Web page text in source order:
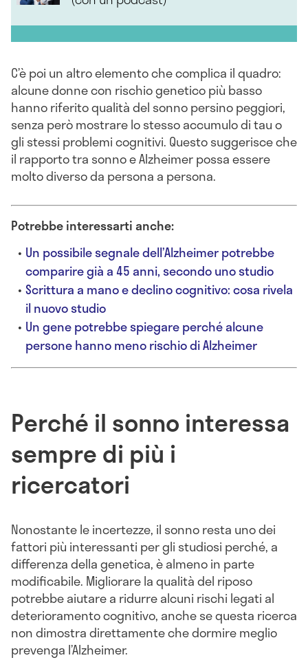
C’è poi un altro elemento che complica il quadro:
alcune donne con rischio genetico più basso
hanno riferito qualità del sonno persino peggiori,
senza però mostrare lo stesso accumulo di tau o
gli stessi problemi cognitivi. Questo suggerisce che
il rapporto tra sonno e Alzheimer possa essere
molto diverso da persona a persona.
Potrebbe interessarti anche:
Un possibile segnale dell’Alzheimer potrebbe
comparire già a 45 anni, secondo uno studio
Scrittura a mano e declino cognitivo: cosa rivela
il nuovo studio
Un gene potrebbe spiegare perché alcune
persone hanno meno rischio di Alzheimer
Perché il sonno interessa
sempre di più i
ricercatori
Nonostante le incertezze, il sonno resta uno dei
fattori più interessanti per gli studiosi perché, a
differenza della genetica, è almeno in parte
modificabile. Migliorare la qualità del riposo
potrebbe aiutare a ridurre alcuni rischi legati al
deterioramento cognitivo, anche se questa ricerca
non dimostra direttamente che dormire meglio
prevenga l’Alzheimer.